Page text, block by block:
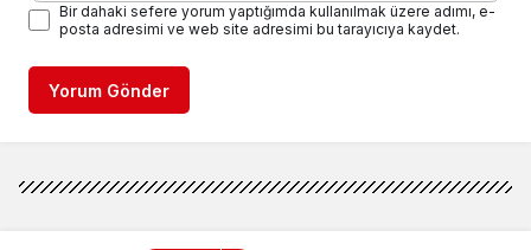
Bir dahaki sefere yorum yaptığımda kullanılmak üzere adımı, e-
posta adresimi ve web site adresimi bu tarayıcıya kaydet.
Yorum Gönder